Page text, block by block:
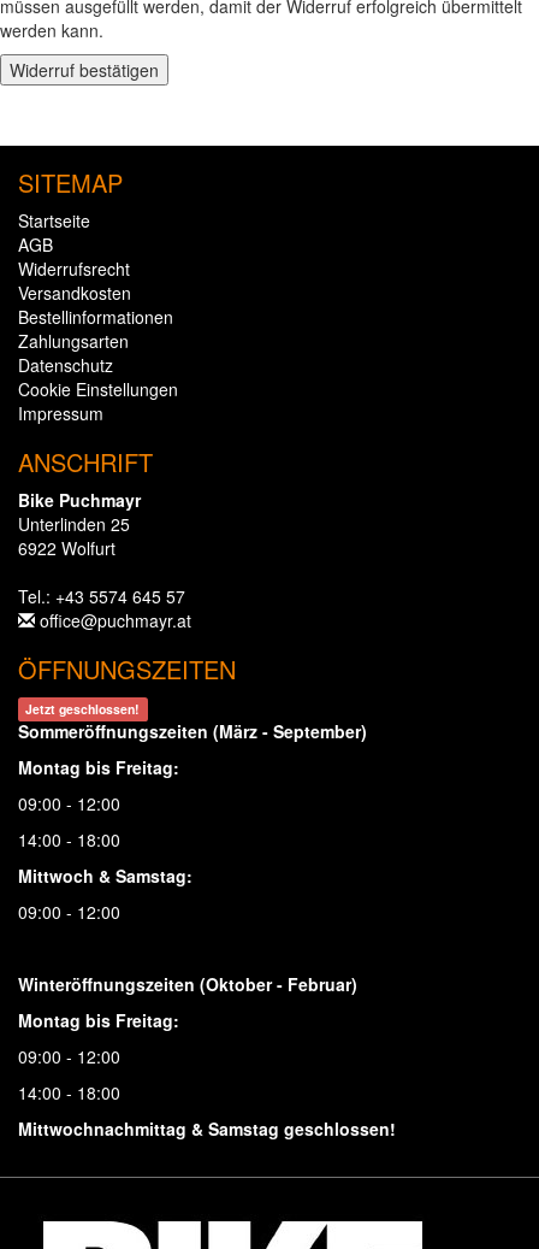
müssen ausgefüllt werden, damit der Widerruf erfolgreich übermittelt
werden kann.
Widerruf bestätigen
SITEMAP
Startseite
AGB
Widerrufsrecht
Versandkosten
Bestellinformationen
Zahlungsarten
Datenschutz
Cookie Einstellungen
Impressum
ANSCHRIFT
Bike Puchmayr
Unterlinden 25
6922 Wolfurt
Tel.: +43 5574 645 57
office@puchmayr.at
ÖFFNUNGSZEITEN
Jetzt geschlossen!
Sommeröffnungszeiten (März - September)
Montag bis Freitag:
09:00 - 12:00
14:00 - 18:00
Mittwoch & Samstag:
09:00 - 12:00
Winteröffnungszeiten (Oktober - Februar)
Montag bis Freitag:
09:00 - 12:00
14:00 - 18:00
Mittwochnachmittag & Samstag geschlossen!